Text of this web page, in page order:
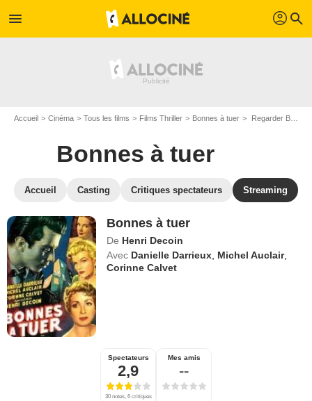
menu profil search
Accueil Cinéma Tous les films Films Thriller Bonnes à tuer Regarder Bonnes à tuer en SVOD
Bonnes à tuer
Accueil Casting Critiques spectateurs Streaming
Bonnes à tuer
De Henri Decoin
Avec Danielle Darrieux Michel Auclair,
Corinne Calvet
Spectateurs
2,9
30 notes, 6 critiques
Mes amis
--